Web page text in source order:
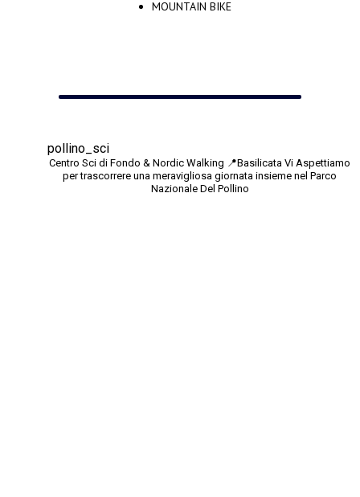
MOUNTAIN BIKE
pollino_sci
Centro Sci di Fondo & Nordic Walking 📍Basilicata Vi Aspettiamo
per trascorrere una meravigliosa giornata insieme nel Parco
Nazionale Del Pollino